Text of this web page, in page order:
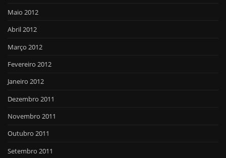
Maio 2012
Abril 2012
Março 2012
Fevereiro 2012
Janeiro 2012
Dezembro 2011
Novembro 2011
Outubro 2011
Setembro 2011